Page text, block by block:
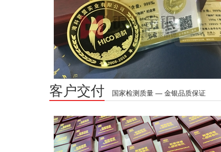
客户交付 国家检测质量 — 金银品质保证